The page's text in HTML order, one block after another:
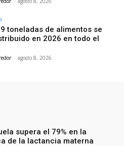
toneladas de alimentos se
en 2026 en todo el
- agosto 8, 2026
supera el 79% en la
de la lactancia materna